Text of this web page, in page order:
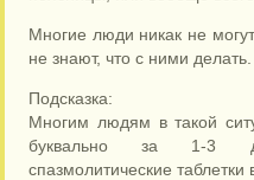
Многие люди никак не
не знают, что с ними делать.
Подсказка:
Многим людям в такой
буквально за 1-3
спазмолитические таблетки